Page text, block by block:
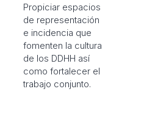
Propiciar espacios
de representación
e incidencia que
fomenten la cultura
de los DDHH así
como fortalecer el
trabajo conjunto.